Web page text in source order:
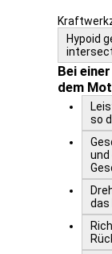
Hypoid
Bei
dem
so
und
das